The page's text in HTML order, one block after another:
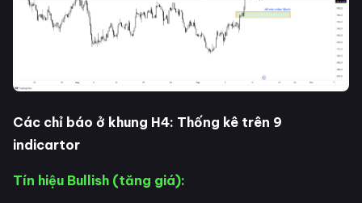
Các chỉ báo ở khung H4: Thống kê trên 9
indicartor
Tín hiệu Bullish (tăng giá):